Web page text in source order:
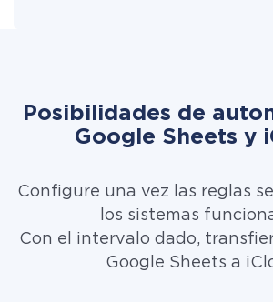
Posibilidades de
Google Sheets y
Configure una vez las reglas
los sistemas
Con el intervalo dado,
Google Sheets a